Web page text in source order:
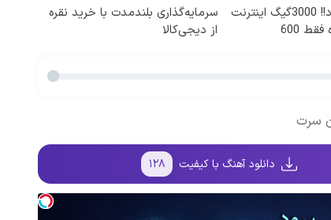
⏳فرصت محدود!! 3000گیگ اینترنت
خانگی 180 روزه فقط 600
سرمایه‌گذاری بلندمدت با خرید نقره
از دیجی‌کالا
سرت
دانلود آهنگ با کیفیت ۱۲۸